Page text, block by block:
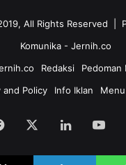
All Rights Reserved |
Komunika - Jernih.co
Redaksi
Pedoman
and Policy
Info Iklan Menu
Facebook LinkedIn